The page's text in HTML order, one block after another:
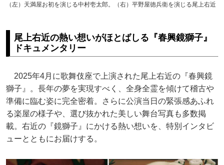
（左）天満屋お初を演じる中村壱太郎。（右）平野屋徳兵衛を演じる尾上右近
尾上右近の熱い想いがほとばしる『春興鏡獅子』
ドキュメンタリー
2025年4月に歌舞伎座で上演された尾上右近の『春興鏡
獅子』。長年の夢を実現すべく、全身全霊を傾けて稽古や
準備に臨む姿に完全密着。さらに公演当日の緊張感あふれ
る楽屋の様子や、選び抜かれた美しい舞台写真も多数掲
載。右近の『鏡獅子』にかける熱い想いを、特別インタビ
ューとともにお届けする。